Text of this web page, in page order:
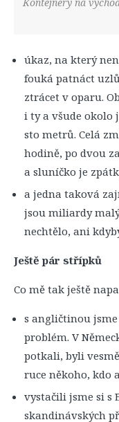
Kontejnery na
úkaz, na který
fouká patnáct
ztrácet v oparu.
i ty a všude okolo
sto metrů. Celá
hodině, po dvou
a sluníčko je
a jedna taková
jsou miliardy
nechtělo, ani
Ještě pár střípků
Co mě tak ještě
s angličtinou
problém. V
potkali, byli
ruce někoho, kdo
vystačili jsme si s
skandinávských